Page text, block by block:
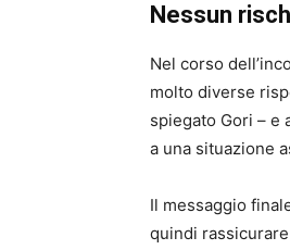
Nessun
Nel corso
molto diverse
spiegato Gori – e
a una situazione
Il messaggio
quindi